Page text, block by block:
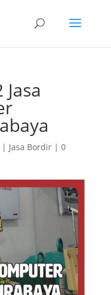
Jasa Bordir| 0